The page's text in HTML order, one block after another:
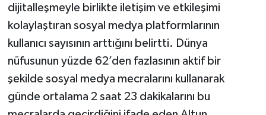
dijitalleşmeyle birlikte iletişim ve etkileşimi
kolaylaştıran sosyal medya platformlarının
kullanıcı sayısının arttığını belirtti. Dünya
nüfusunun yüzde 62’den fazlasının aktif bir
şekilde sosyal medya mecralarını kullanarak
günde ortalama 2 saat 23 dakikalarını bu